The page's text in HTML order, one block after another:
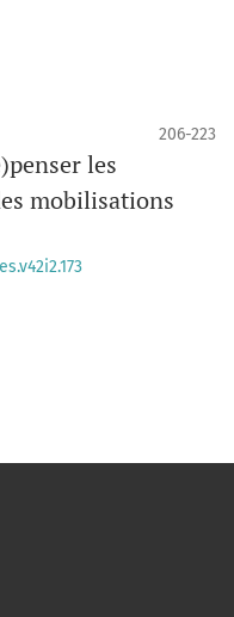
206-223
les
mobilisations